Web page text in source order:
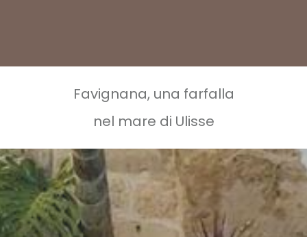
Favignana, una farfalla
nel mare di Ulisse